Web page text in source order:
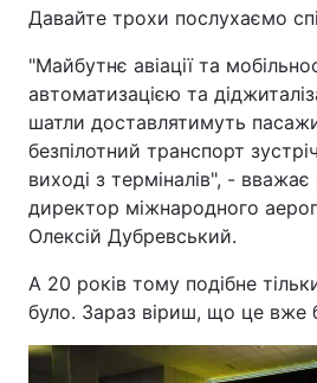
Давайте трохи послухаємо
"Майбутнє авіації та
автоматизацією та
шатли доставлятимуть
безпілотний транспорт
виході з терміналів", -
директор міжнародного
Олексій Дубревський.
А 20 років тому подібне
було. Зараз віриш, що це вже